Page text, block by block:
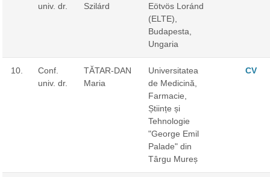
univ. dr.
Szilárd
Eötvös Loránd
(ELTE),
Budapesta,
Ungaria
10.
Conf.
univ. dr.
TĂTAR-DAN
Maria
Universitatea
de Medicină,
Farmacie,
Științe și
Tehnologie
"George Emil
Palade" din
Târgu Mureș
CV